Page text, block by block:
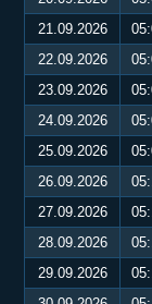
21.09.2026
22.09.2026
23.09.2026
24.09.2026
25.09.2026
26.09.2026
27.09.2026
28.09.2026
29.09.2026